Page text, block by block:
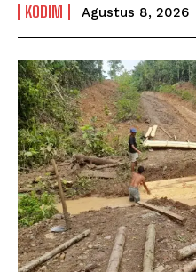
KODIM Agustus 8, 2026